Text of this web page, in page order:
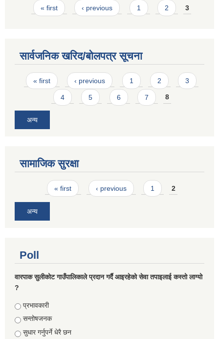
Pages
« first ‹ previous 1 2 3
सार्वजनिक खरिद/बोलपत्र सूचना
Pages
« first ‹ previous 1 2 3
4 5 6 7 8
अन्य
सामाजिक सुरक्षा
Pages« first ‹ previous 1 2
अन्य
Poll
वारपाक सुलीकोट गाउँपालिकाले प्रदान गर्दै आइरहेको सेवा तपाइलाई कस्तो लाग्यो
?
Choices
प्रभावकारी
सन्तोषजनक
सुधार गर्नुपर्ने धेरै छन